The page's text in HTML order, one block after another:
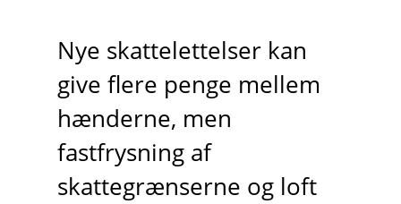
Nye skattelettelser kan
give flere penge mellem
hænderne, men
fastfrysning af
skattegrænserne og loft